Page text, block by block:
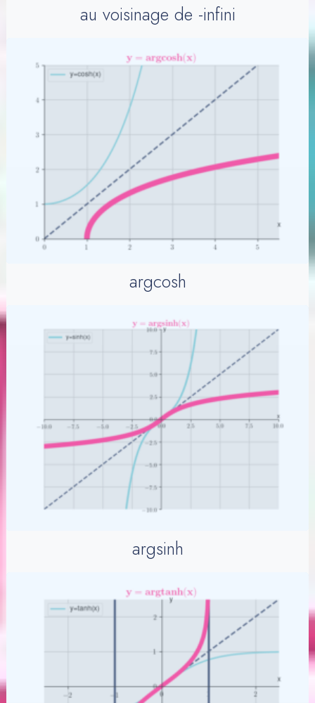
au voisinage de -infini
argcosh
argsinh